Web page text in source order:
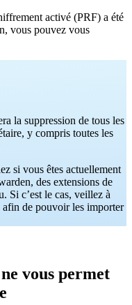
activé (PRF) a été
vous pouvez vous
la suppression de tous les
y compris toutes les
si vous êtes actuellement
des extensions de
Si c’est le cas, veillez à
afin de pouvoir les importer
vous permet